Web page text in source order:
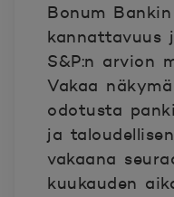
Bonum
kannattavuus
S&P:n arvion
Vakaa
odotusta
ja
vakaana
kuukauden